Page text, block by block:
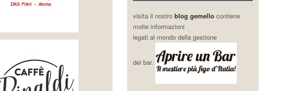
visita il nostro blog gemello contiene
molte informazioni
legati al mondo della gestione
dei bar.